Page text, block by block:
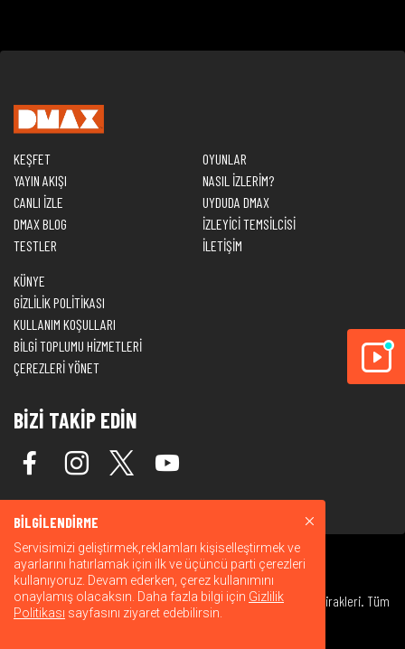
KEŞFET
YAYIN AKIŞI
CANLI İZLE
DMAX BLOG
TESTLER
OYUNLAR
NASIL İZLERİM?
UYDUDA DMAX
İZLEYİCİ TEMSİLCİSİ
İLETİŞİM
KÜNYE
GİZLİLİK POLİTİKASI
KULLANIM KOŞULLARI
BİLGİ TOPLUMU HİZMETLERİ
ÇEREZLERİ YÖNET
BİZİ TAKİP EDİN
© 2026 Warner Bros. Discovery, Inc. veya bağlı kuruluşları ve iştirakleri. Tüm
hakları saklıdır.
BİLGİLENDİRME
Servisimizi geliştirmek,reklamları kişiselleştirmek ve
ayarlarını hatırlamak için ilk ve üçüncü parti çerezleri
kullanıyoruz. Devam ederken, çerez kullanımını
onaylamış olacaksın. Daha fazla bilgi için Gizlilik
Politikası sayfasını ziyaret edebilirsin.